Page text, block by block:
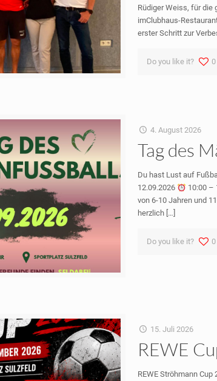
Rüdiger Weiss, für die
imClubhaus-
erster Schritt zur
Do you like it? 0
4. August 2026
Tag des
Du hast Lust auf
12.09.2026
10:00 –
von 6-10 Jahren und
herzlich […]
Do you like it? 0
15. Juli 2026
REWE
REWE Ströhmann